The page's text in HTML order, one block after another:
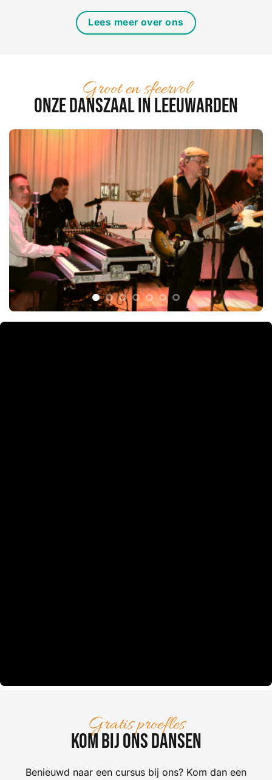
Lees meer over ons
Groot en sfeervol
Onze danszaal in Leeuwarden
Gratis proefles
Kom bij ons dansen
Benieuwd naar een cursus bij ons? Kom dan een